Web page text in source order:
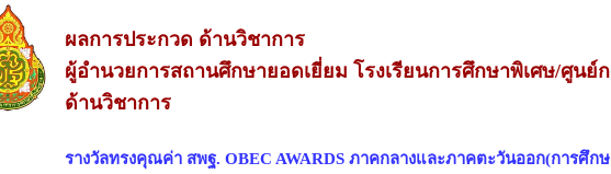
ผลการประกวด ด้านวิชาการ
ผู้อำนวยการสถานศึกษายอดเยี่ยม โรงเรียนการศึกษาพิเศษ/ศูนย์
ด้านวิชาการ
รางวัลทรงคุณค่า สพฐ. OBEC AWARDS ภาคกลางและภาคตะวันออก(การศึก